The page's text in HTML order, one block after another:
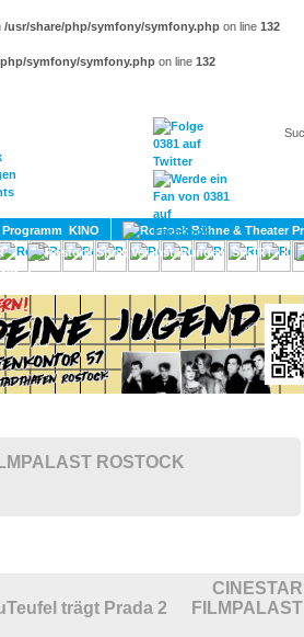
/usr/share/php/symfony/symfony.php on line 132
symfony/symfony.php on line 132
KONTAKT
KINO
SPORT
ROSTOCK
CINESTAR
FILMPALAST